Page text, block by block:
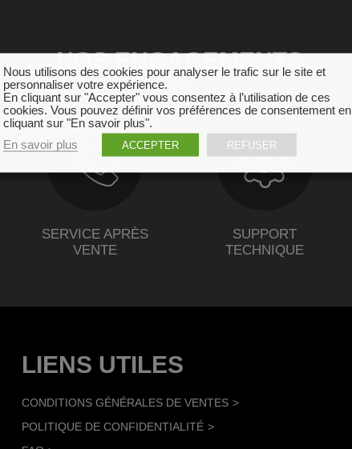
NOS ENGAGEMENTS
SERVICE APRÈS
VENTE
SUPPORT
TECHNIQUE
LIENS UTILES
CONDITIONS GÉNÉRALES DE VENTES
POLITIQUE DE CONFIDENTIALITÉ
Nous utilisons des cookies pour analyser le trafic sur le site et
personnaliser votre expérience.
En cliquant sur "Accepter" vous consentez à l’utilisation de ces
cookies. Vous pouvez définir vos préférences de consentement en
cliquant sur "En savoir plus".
En savoir plus
ACCEPTER REFUSER